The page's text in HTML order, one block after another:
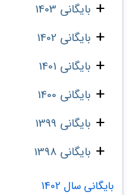
بایگانی 1403
بایگانی 1402
بایگانی 1401
بایگانی 1400
بایگانی 1399
بایگانی 1398
بایگانی سال 1402